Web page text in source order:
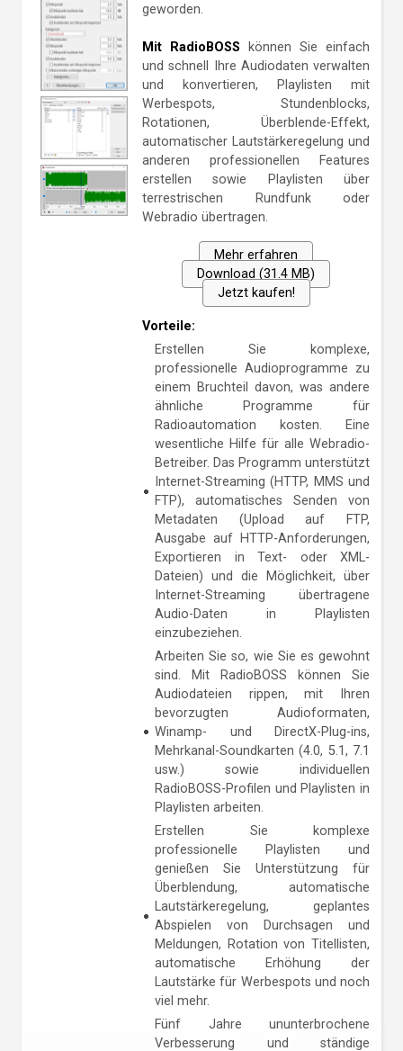
geworden.
Mit RadioBOSS können Sie einfach
und schnell Ihre Audiodaten verwalten
und konvertieren, Playlisten mit
Werbespots, Stundenblocks,
Rotationen, Überblende-Effekt,
automatischer Lautstärkeregelung und
anderen professionellen Features
erstellen sowie Playlisten über
terrestrischen Rundfunk oder
Webradio übertragen.
Mehr erfahren
Download (31.4 MB)
Jetzt kaufen!
Vorteile:
Erstellen Sie komplexe,
professionelle Audioprogramme zu
einem Bruchteil davon, was andere
ähnliche Programme für
Radioautomation kosten. Eine
wesentliche Hilfe für alle Webradio-
Betreiber. Das Programm unterstützt
Internet-Streaming (HTTP, MMS und
FTP), automatisches Senden von
Metadaten (Upload auf FTP,
Ausgabe auf HTTP-Anforderungen,
Exportieren in Text- oder XML-
Dateien) und die Möglichkeit, über
Internet-Streaming übertragene
Audio-Daten in Playlisten
einzubeziehen.
Arbeiten Sie so, wie Sie es gewohnt
sind. Mit RadioBOSS können Sie
Audiodateien rippen, mit Ihren
bevorzugten Audioformaten,
Winamp- und DirectX-Plug-ins,
Mehrkanal-Soundkarten (4.0, 5.1, 7.1
usw.) sowie individuellen
RadioBOSS-Profilen und Playlisten in
Playlisten arbeiten.
Erstellen Sie komplexe
professionelle Playlisten und
genießen Sie Unterstützung für
Überblendung, automatische
Lautstärkeregelung, geplantes
Abspielen von Durchsagen und
Meldungen, Rotation von Titellisten,
automatische Erhöhung der
Lautstärke für Werbespots und noch
viel mehr.
Fünf Jahre ununterbrochene
Verbesserung und ständige